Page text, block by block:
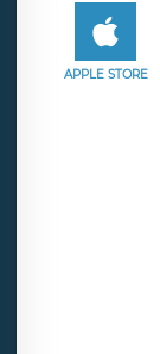
APPLE STORE